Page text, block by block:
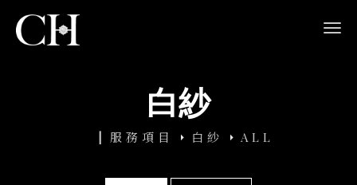
白紗
服務項目 白紗 ALL